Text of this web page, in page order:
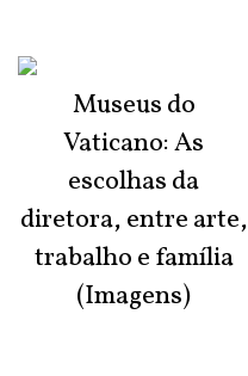
Museus do
Vaticano: As
escolhas da
diretora, entre arte,
trabalho e família
(Imagens)